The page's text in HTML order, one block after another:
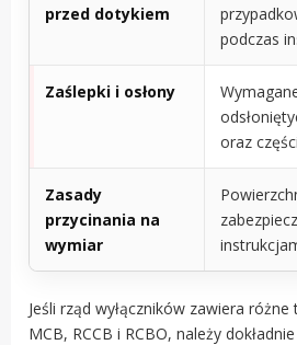
przed dotykiem
podczas
Zaślepki i osłony
oraz
Zasady
przycinania na
wymiar
Jeśli rząd wyłączników zawiera
MCB, RCCB i RCBO, należy